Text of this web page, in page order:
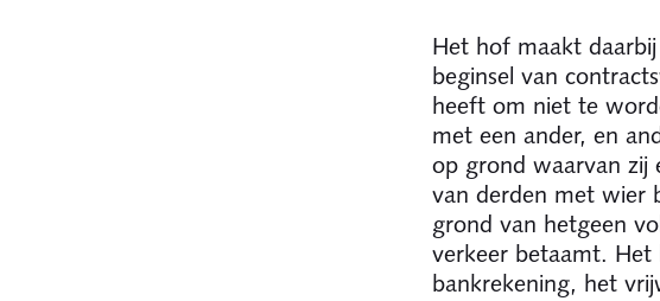
Het hof maakt
beginsel van
heeft om niet te
met een ander, en
op grond waarvan zij
van derden met wier
grond van hetgeen
verkeer betaamt.
bankrekening, het